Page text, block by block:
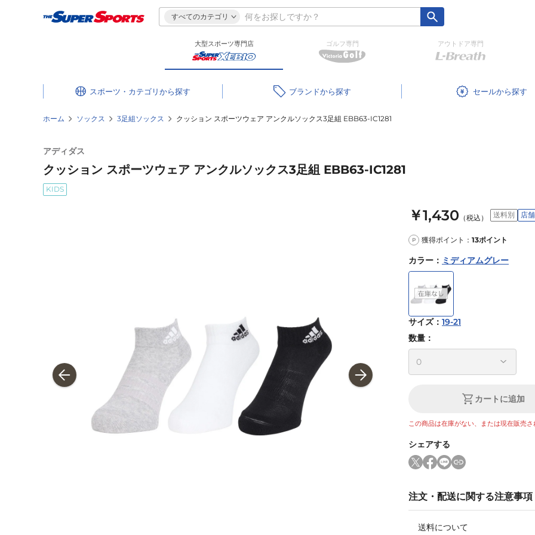
すべてのカテゴリ
大型スポーツ専門店 ゴルフ専門 アウトドア専門
スポーツ・カテゴリ ブランド セール
ホーム ソックス 3足組ソックス クッション スポーツウェア アンクルソックス3足組 EBB63-IC1281
アディダス
クッション スポーツウェア アンクルソックス3足組 EBB63-IC1281
KIDS
￥1,430 （税込） 送料別 店
P 獲得ポイント： 13ポイント
カラー ： ミディアムグレー
サイズ： 19-21
数量：
カートに追加
この商品は在庫がない、または現在販売さ
シェアする
注文・配送に関する注意事項
送料について